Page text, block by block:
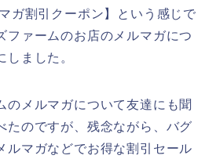
ガ割引クーポン】という感じで
ファームのお店のメルマガにつ
しました。
のメルマガについて友達にも聞
たのですが、残念ながら、バグ
ルマガなどでお得な割引セール